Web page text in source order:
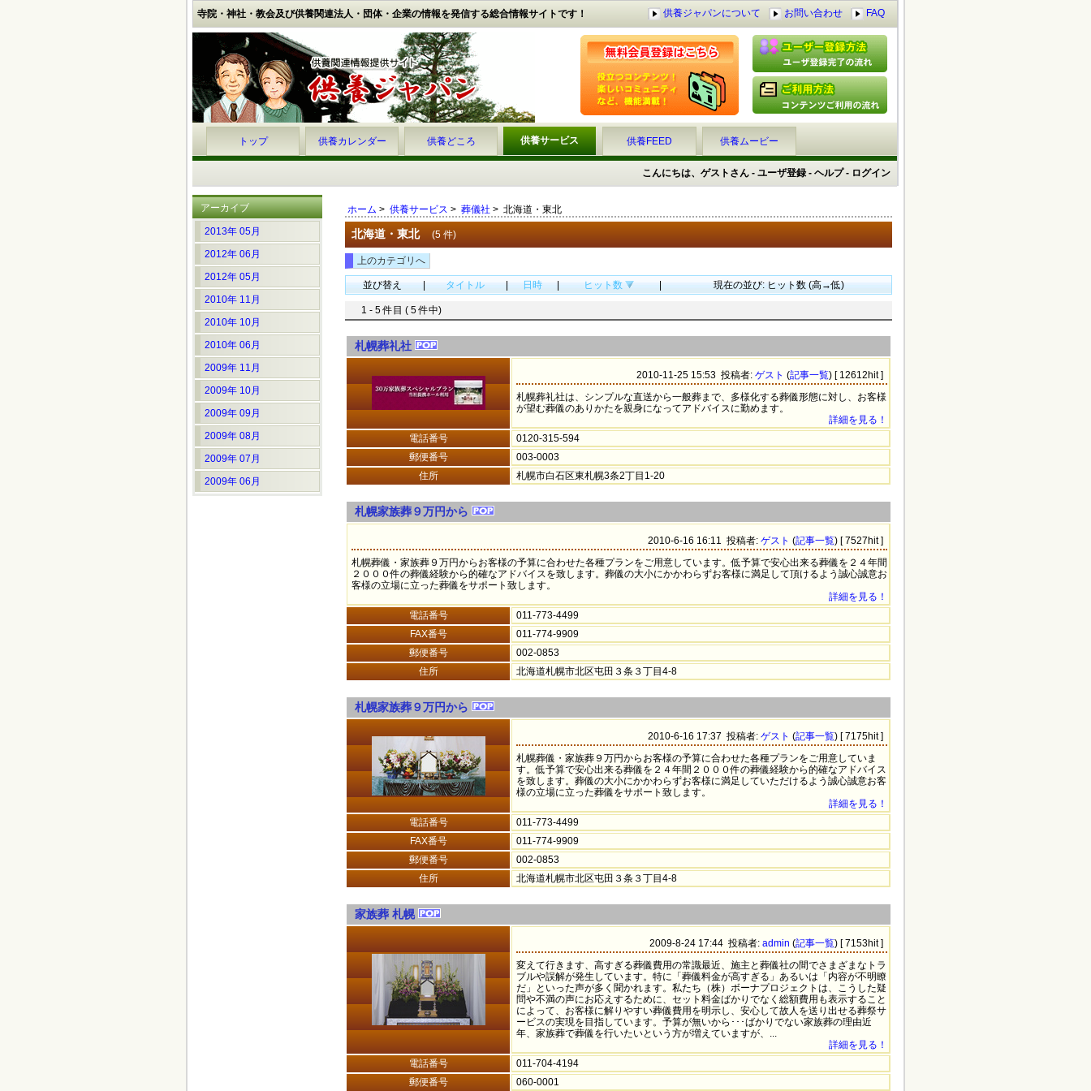
寺院・神社・教会及び供養関連法人・団体・企業の情報を発信する総合情報サイトです！ 供養ジャパンについて お問い合わせ FAQ
トップ 供養カレンダー 供養どころ 供養サービス 供養FEED 供養ムービー
こんにちは、ゲストさん - ユーザ登録- ヘルプ- ログイン
アーカイブ
2013年 05月
2012年 06月
2012年 05月
2010年 11月
2010年 10月
2010年 06月
2009年 11月
2009年 10月
2009年 09月
2009年 08月
2009年 07月
2009年 06月
ホーム > 供養サービス > 葬儀社 > 北海道・東北
北海道・東北 (5 件)
上のカテゴリへ
並び替え | タイトル | 日時 | ヒット数 | 現在の並び: ヒット数 (高→低)
1 - 5 件目 ( 5 件中)
札幌葬礼社
2010-11-25 15:53 投稿者: ゲスト (記事一覧) [ 12612hit ]
札幌葬礼社は、シンプルな直送から一般葬まで、多様化する葬儀形態に対し、お客様
が望む葬儀のありかたを親身になってアドバイスに勤めます。
詳細を見る！
電話番号
0120-315-594
郵便番号
003-0003
住所
札幌市白石区東札幌3条2丁目1-20
札幌家族葬９万円から
2010-6-16 16:11 投稿者: ゲスト (記事一覧) [ 7527hit ]
札幌葬儀・家族葬９万円からお客様の予算に合わせた各種プランをご用意しています。低予算で安心出来る葬儀を２４年間
２０００件の葬儀経験から的確なアドバイスを致します。葬儀の大小にかかわらずお客様に満足して頂けるよう誠心誠意お
客様の立場に立った葬儀をサポート致します。
詳細を見る！
電話番号
011-773-4499
FAX番号
011-774-9909
郵便番号
002-0853
住所
北海道札幌市北区屯田３条３丁目4-8
札幌家族葬９万円から
2010-6-16 17:37 投稿者: ゲスト (記事一覧) [ 7175hit ]
札幌葬儀・家族葬９万円からお客様の予算に合わせた各種プランをご用意していま
す。低予算で安心出来る葬儀を２４年間２０００件の葬儀経験から的確なアドバイス
を致します。葬儀の大小にかかわらずお客様に満足していただけるよう誠心誠意お客
様の立場に立った葬儀をサポート致します。
詳細を見る！
電話番号
011-773-4499
FAX番号
011-774-9909
郵便番号
002-0853
住所
北海道札幌市北区屯田３条３丁目4-8
家族葬 札幌
2009-8-24 17:44 投稿者: admin (記事一覧) [ 7153hit ]
変えて行きます、高すぎる葬儀費用の常識最近、施主と葬儀社の間でさまざまなトラ
ブルや誤解が発生しています。特に「葬儀料金が高すぎる」あるいは「内容が不明瞭
だ」といった声が多く聞かれます。私たち（株）ボーナプロジェクトは、こうした疑
問や不満の声にお応えするために、セット料金ばかりでなく総額費用も表示すること
によって、お客様に解りやすい葬儀費用を明示し、安心して故人を送り出せる葬祭サ
ービスの実現を目指しています。予算が無いから･･･ばかりでない家族葬の理由近
年、家族葬で葬儀を行いたいという方が増えていますが、...
詳細を見る！
電話番号
011-704-4194
郵便番号
060-0001